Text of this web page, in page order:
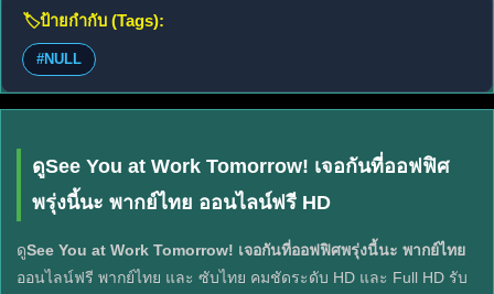
🏷️ป้ายกำกับ (Tags):
#NULL
ดูSee You at Work Tomorrow! เจอกันที่ออฟฟิศ
พรุ่งนี้นะ พากย์ไทย ออนไลน์ฟรี HD
ดูSee You at Work Tomorrow! เจอกันที่ออฟฟิศพรุ่งนี้นะ พากย์ไทย
ออนไลน์ฟรี พากย์ไทย และ ซับไทย คมชัดระดับ HD และ Full HD รับ